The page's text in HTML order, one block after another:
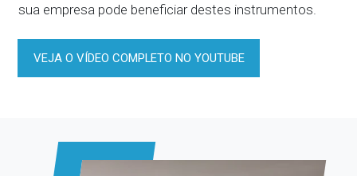
sua empresa pode beneficiar destes instrumentos.
VEJA O VÍDEO COMPLETO NO YOUTUBE